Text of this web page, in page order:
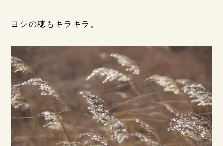
ヨシの穂もキラキラ。